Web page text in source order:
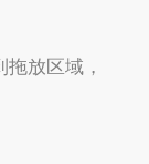
放区域，